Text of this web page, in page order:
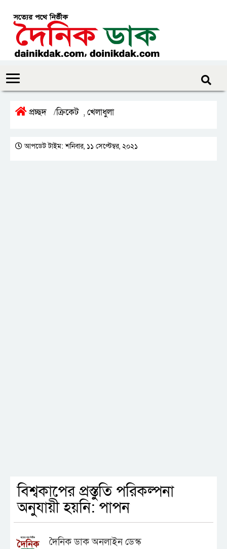
প্রচ্ছদ /ক্রিকেট ,খেলাধুলা
আপডেট টাইম: শনিবার, ১১ সেপ্টেম্বর, ২০২১
বিশ্বকাপের প্রস্তুতি পরিকল্পনা
অনুযায়ী হয়নি: পাপন
দৈনিক ডাক অনলাইন ডেস্ক